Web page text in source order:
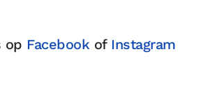
op Facebook of Instagram